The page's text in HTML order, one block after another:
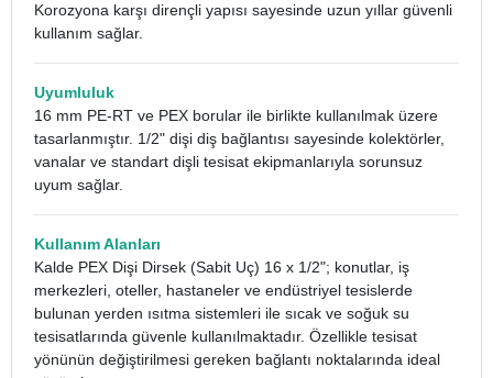
Korozyona karşı dirençli yapısı sayesinde uzun yıllar güvenli
kullanım sağlar.
Uyumluluk
16 mm PE-RT ve PEX borular ile birlikte kullanılmak üzere
tasarlanmıştır. 1/2" dişi diş bağlantısı sayesinde kolektörler,
vanalar ve standart dişli tesisat ekipmanlarıyla sorunsuz
uyum sağlar.
Kullanım Alanları
Kalde PEX Dişi Dirsek (Sabit Uç) 16 x 1/2"; konutlar, iş
merkezleri, oteller, hastaneler ve endüstriyel tesislerde
bulunan yerden ısıtma sistemleri ile sıcak ve soğuk su
tesisatlarında güvenle kullanılmaktadır. Özellikle tesisat
yönünün değiştirilmesi gereken bağlantı noktalarında ideal